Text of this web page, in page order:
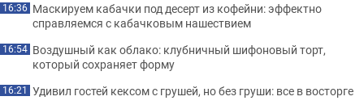
16:36 Маскируем кабачки под десерт из кофейни: эффектно
справляемся с кабачковым нашествием
16:54 Воздушный как облако: клубничный шифоновый торт,
который сохраняет форму
16:21 Удивил гостей кексом с грушей, но без груши: все в восторге